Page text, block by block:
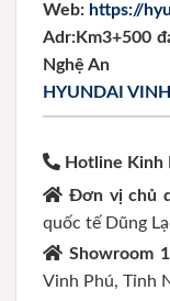
Web: https://
Adr:Km3+500
Nghệ An
HYUNDAI
Hotline Kinh
Đơn vị chủ
quốc tế Dũng
Showroom 1
Vinh Phú, Tỉnh